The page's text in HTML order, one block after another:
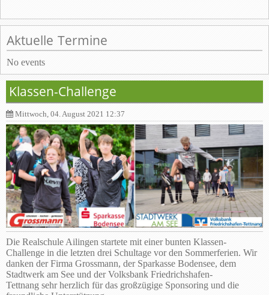
Aktuelle Termine
No events
Klassen-Challenge
Mittwoch, 04. August 2021 12:37
Die Realschule Ailingen startete mit einer bunten Klassen-
Challenge in die letzten drei Schultage vor den Sommerferien. Wir
danken der Firma Grossmann, der Sparkasse Bodensee, dem
Stadtwerk am See und der Volksbank Friedrichshafen-
Tettnang sehr herzlich für das großzügige Sponsoring und die